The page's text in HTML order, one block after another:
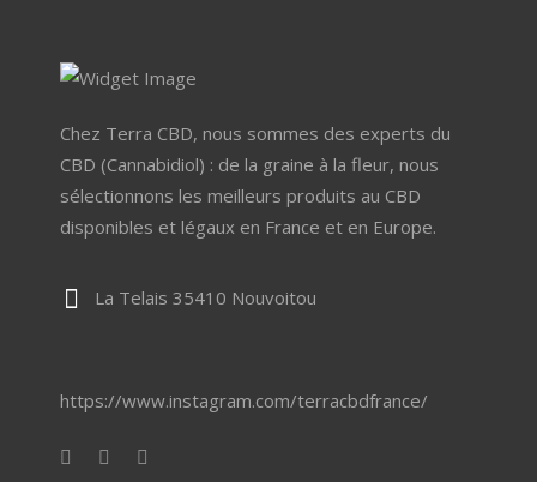
Chez Terra CBD, nous sommes des experts du
CBD (Cannabidiol) : de la graine à la fleur, nous
sélectionnons les meilleurs produits au CBD
disponibles et légaux en France et en Europe.
La Telais 35410 Nouvoitou
https://www.instagram.com/terracbdfrance/